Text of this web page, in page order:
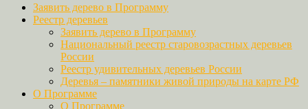
Заявить дерево в Программу
Реестр деревьев
Заявить дерево в Программу
Национальный реестр старовозрастных деревьев
России
Реестр удивительных деревьев России
Деревья – памятники живой природы на карте РФ
О Программе
О Программе